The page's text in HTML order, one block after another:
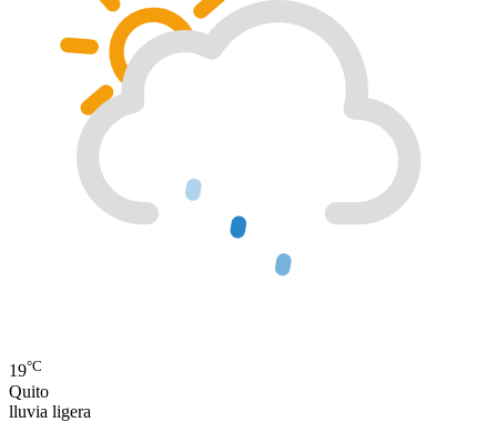
19°C
Quito
lluvia ligera